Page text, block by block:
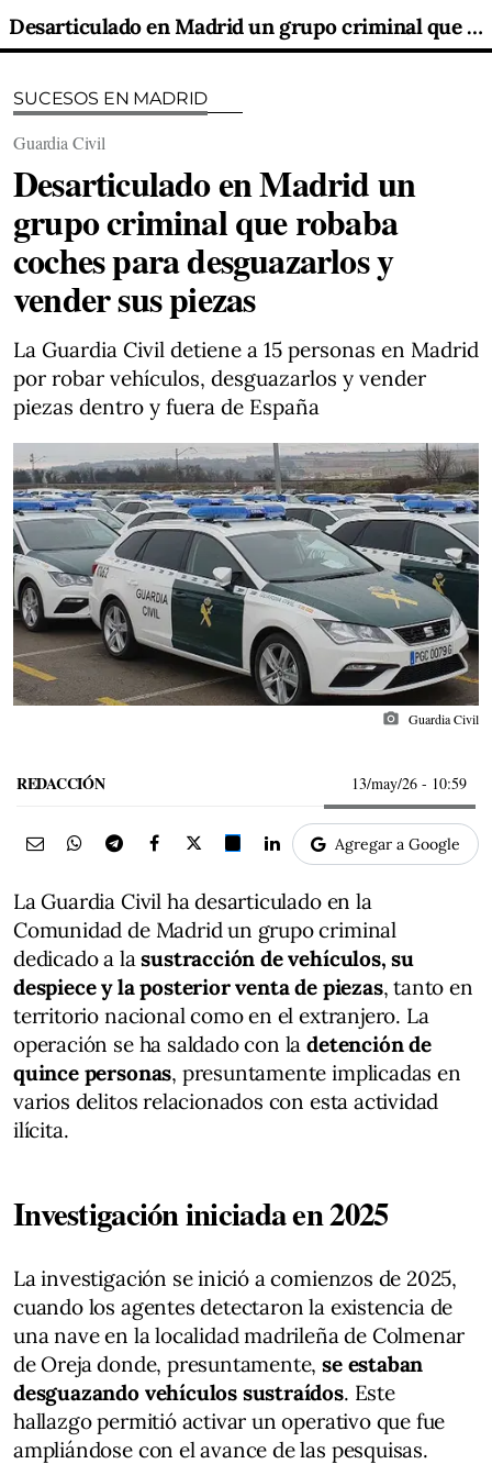
Desarticulado en Madrid un grupo criminal que robaba coches para desguazarlos y vender sus piezas
SUCESOS EN MADRID
Guardia Civil
Desarticulado en Madrid un
grupo criminal que robaba
coches para desguazarlos y
vender sus piezas
La Guardia Civil detiene a 15 personas en Madrid
por robar vehículos, desguazarlos y vender
piezas dentro y fuera de España
photo_camera Guardia Civil
REDACCIÓN 13/may/26 - 10:59
Agregar a Google
La Guardia Civil ha desarticulado en la
Comunidad de Madrid un grupo criminal
dedicado a lasustracción de vehículos, su
despiece y la posterior venta de piezas, tanto en
territorio nacional como en el extranjero. La
operación se ha saldado con ladetención de
quince personas, presuntamente implicadas en
varios delitos relacionados con esta actividad
ilícita.
Investigación iniciada en 2025
La investigación se inició a comienzos de 2025,
cuando los agentes detectaron la existencia de
una nave en la localidad madrileña de Colmenar
de Oreja donde, presuntamente,se estaban
desguazando vehículos sustraídos. Este
hallazgo permitió activar un operativo que fue
ampliándose con el avance de las pesquisas.